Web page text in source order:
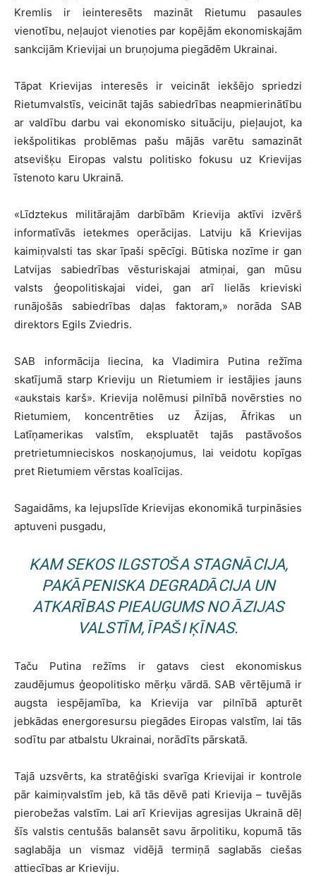
Kremlis ir ieinteresēts mazināt Rietumu pasaules
vienotību, neļaujot vienoties par kopējām ekonomiskajām
sankcijām Krievijai un bruņojuma piegādēm Ukrainai.
Tāpat Krievijas interesēs ir veicināt iekšējo spriedzi
Rietumvalstīs, veicināt tajās sabiedrības neapmierinātību
ar valdību darbu vai ekonomisko situāciju, pieļaujot, ka
iekšpolitikas problēmas pašu mājās varētu samazināt
atsevišķu Eiropas valstu politisko fokusu uz Krievijas
īstenoto karu Ukrainā.
«Līdztekus militārajām darbībām Krievija aktīvi izvērš
informatīvās ietekmes operācijas. Latviju kā Krievijas
kaimiņvalsti tas skar īpaši spēcīgi. Būtiska nozīme ir gan
Latvijas sabiedrības vēsturiskajai atmiņai, gan mūsu
valsts ģeopolitiskajai videi, gan arī lielās krieviski
runājošās sabiedrības daļas faktoram,» norāda SAB
direktors Egils Zviedris.
SAB informācija liecina, ka Vladimira Putina režīma
skatījumā starp Krieviju un Rietumiem ir iestājies jauns
«aukstais karš». Krievija nolēmusi pilnībā novērsties no
Rietumiem, koncentrēties uz Āzijas, Āfrikas un
Latīņamerikas valstīm, ekspluatēt tajās pastāvošos
pretrietumnieciskos noskaņojumus, lai veidotu kopīgas
pret Rietumiem vērstas koalīcijas.
Sagaidāms, ka lejupslīde Krievijas ekonomikā turpināsies
aptuveni pusgadu,
KAM SEKOS ILGSTOŠA STAGNĀCIJA,
PAKĀPENISKA DEGRADĀCIJA UN
ATKARĪBAS PIEAUGUMS NO ĀZIJAS
VALSTĪM, ĪPAŠI ĶĪNAS.
Taču Putina režīms ir gatavs ciest ekonomiskus
zaudējumus ģeopolitisko mērķu vārdā. SAB vērtējumā ir
augsta iespējamība, ka Krievija var pilnībā apturēt
jebkādas energoresursu piegādes Eiropas valstīm, lai tās
sodītu par atbalstu Ukrainai, norādīts pārskatā.
Tajā uzsvērts, ka stratēģiski svarīga Krievijai ir kontrole
pār kaimiņvalstīm jeb, kā tās dēvē pati Krievija – tuvējās
pierobežas valstīm. Lai arī Krievijas agresijas Ukrainā dēļ
šīs valstis centušās balansēt savu ārpolitiku, kopumā tās
saglabāja un vismaz vidējā termiņā saglabās ciešas
attiecības ar Krieviju.